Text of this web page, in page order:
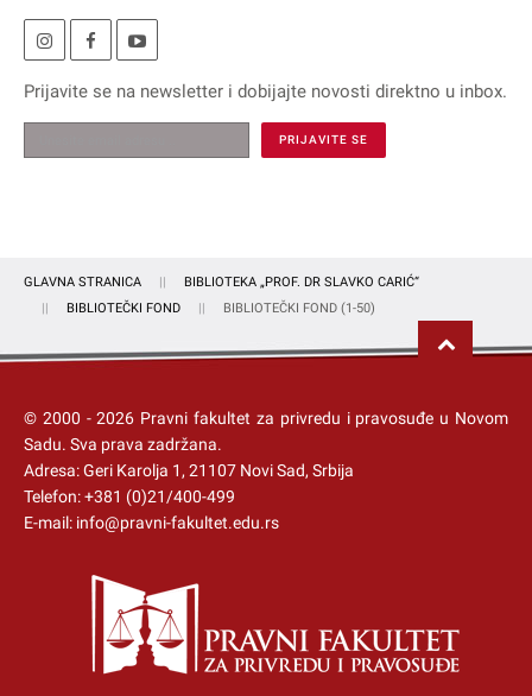
Prijavite se na newsletter i dobijajte novosti direktno u inbox.
GLAVNA STRANICA
BIBLIOTEKA „PROF. DR SLAVKO CARIĆ“
BIBLIOTEČKI FOND
BIBLIOTEČKI FOND (1-50)
© 2000 -2026 Pravni fakultet za privredu i pravosuđe u Novom
Sadu. Sva prava zadržana.
Adresa: Geri Karolja 1, 21107 Novi Sad, Srbija
Telefon:+381 (0)21/400-499
E-mail: info@pravni-fakultet.edu.rs